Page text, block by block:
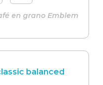
en grano Emblem